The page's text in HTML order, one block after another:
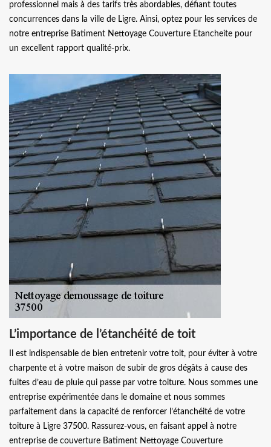
professionnel mais à des tarifs très abordables, défiant toutes
concurrences dans la ville de Ligre. Ainsi, optez pour les services de
notre entreprise Batiment Nettoyage Couverture Etancheite pour
un excellent rapport qualité-prix.
L’importance de l’étanchéité de toit
Il est indispensable de bien entretenir votre toit, pour éviter à votre
charpente et à votre maison de subir de gros dégâts à cause des
fuites d’eau de pluie qui passe par votre toiture. Nous sommes une
entreprise expérimentée dans le domaine et nous sommes
parfaitement dans la capacité de renforcer l’étanchéité de votre
toiture à Ligre 37500. Rassurez-vous, en faisant appel à notre
entreprise de couverture Batiment Nettoyage Couverture